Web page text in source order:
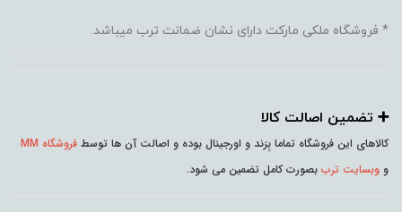
* فروشگاه ملکی مارکت دارای نشان ضمانت ترب میباشد.
➕️ تضمین اصالت کالا
کالاهای این فروشگاه تماما بِرَند و اورجینال بوده و اصالت آن ها توسط فروشگاه MM
و وبسایت ترب بصورت کامل تضمین می شود.